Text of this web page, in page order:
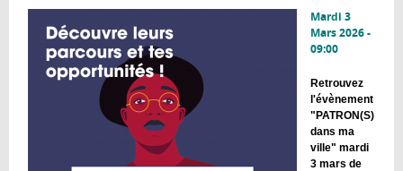
Mardi 3
Mars 2026 -
09:00
Retrouvez
l'évènement
"PATRON(S)
dans ma
ville" mardi
3 mars de